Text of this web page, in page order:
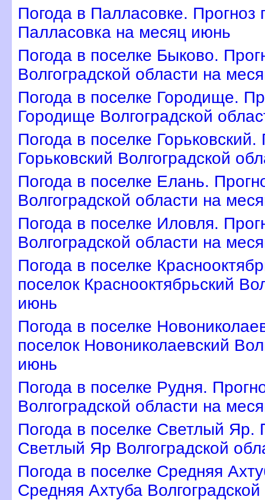
Погода в Палласовке. Прогноз
Палласовка на месяц июнь
Погода в поселке Быково.
олгоградской области на
Погода в поселке Городище.
Городище Волгоградской
Погода в поселке
Горьковский Волгоградской
Погода в поселке Елань.
олгоградской области на
Погода в поселке Иловля.
олгоградской области на
Погода в поселке
поселок Краснооктябрьский
июнь
Погода в поселке
поселок Новониколаевский
июнь
Погода в поселке Рудня.
олгоградской области на
Погода в поселке Светлый Яр.
Светлый Яр Волгоградской
Погода в поселке Средняя
Средняя Ахтуба